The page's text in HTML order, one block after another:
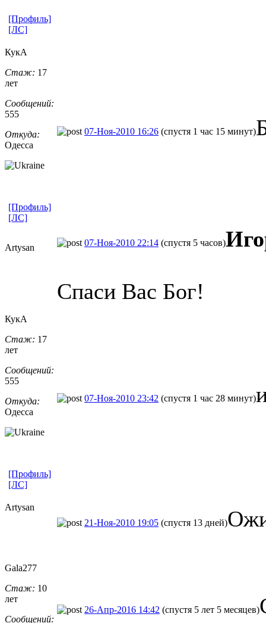
[Профиль]
[ЛС]
КукА
Стаж: 17
лет
Сообщений:
555
Откуда:
Одесса
07-Ноя-2010 16:26 (спустя 1 час 15 минут)
[Профиль]
[ЛС]
Artysan 07-Ноя-2010 22:14 (спустя 5 часов)
Спаси Вас Бог!
КукА
Стаж: 17
лет
Сообщений:
555
Откуда:
Одесса
07-Ноя-2010 23:42 (спустя 1 час 28 минут)
[Профиль]
[ЛС]
Artysan
21-Ноя-2010 19:05 (спустя 13 дней)
Gala277
Стаж: 10
лет
Сообщений:
26-Апр-2016 14:42 (спустя 5 лет 5 месяцев)